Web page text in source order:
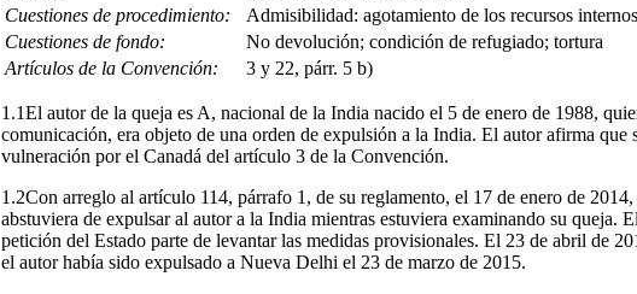
Cuestiones de procedimiento:
Admisibilidad: agotamiento de los recursos
Cuestiones de fondo:
No devolución; condición de refugiado; tortura
Artículos de la Convención:
3 y 22, párr. 5 b)
1.1El autor de la queja es A, nacional de la India nacido el 5 de enero de 1988,
comunicación, era objeto de una orden de expulsión a la India. El autor afirma
vulneración por el Canadá del artículo 3 de la Convención.
1.2Con arreglo al artículo 114, párrafo 1, de su reglamento, el 17 de enero de
abstuviera de expulsar al autor a la India mientras estuviera examinando su queja.
petición del Estado parte de levantar las medidas provisionales. El 23 de abril de
el autor había sido expulsado a Nueva Delhi el 23 de marzo de 2015.